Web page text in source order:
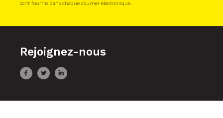
sont fournis dans chaque courrier électronique.
Rejoignez-nous